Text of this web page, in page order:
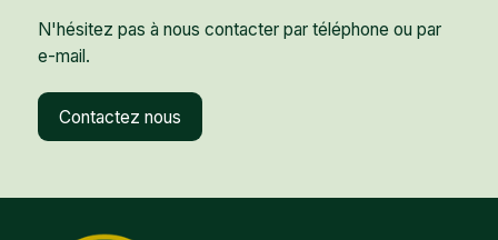
N'hésitez pas à nous contacter par téléphone ou par
e-mail.
Contactez nous